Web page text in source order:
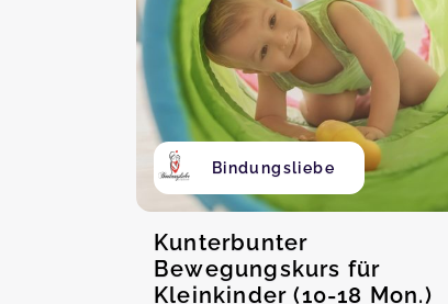
Bindungsliebe
Kunterbunter
Bewegungskurs für
Kleinkinder (10-18 Mon.)